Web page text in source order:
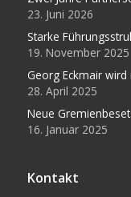
23. Juni 2026
Starke
19. November 2025
Georg Eckmair
28. April 2025
Neue
16. Januar 2025
Kontakt